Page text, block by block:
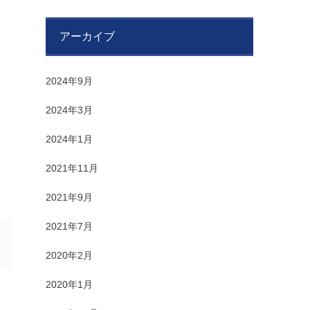
アーカイブ
2024年9月
2024年3月
2024年1月
2021年11月
2021年9月
2021年7月
2020年2月
2020年1月